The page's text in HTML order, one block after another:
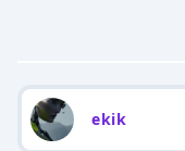
ekik